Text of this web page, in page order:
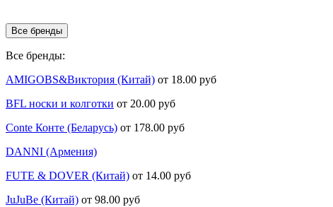
Все бренды
Все бренды:
AMIGOBS&Виктория (Китай) от 18.00 руб
BFL носки и колготки от 20.00 руб
Conte Конте (Беларусь) от 178.00 руб
DANNI (Армения)
FUTE & DOVER (Китай) от 14.00 руб
JuJuBe (Китай) от 98.00 руб